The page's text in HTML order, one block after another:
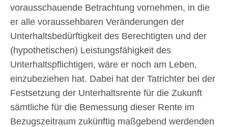
vorausschauende Betrachtung vornehmen, in die
er alle voraussehbaren Veränderungen der
Unterhaltsbedürftigkeit des Berechtigten und der
(hypothetischen) Leistungsfähigkeit des
Unterhaltspflichtigen, wäre er noch am Leben,
einzubeziehen hat. Dabei hat der Tatrichter bei der
Festsetzung der Unterhaltsrente für die Zukunft
sämtliche für die Bemessung dieser Rente im
Bezugszeitraum zukünftig maßgebend werdenden